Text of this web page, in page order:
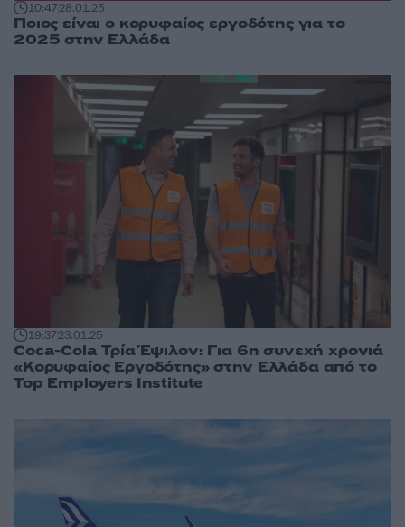
10:4728.01.25
Ποιος είναι ο κορυφαίος εργοδότης για το
2025 στην Ελλάδα
19:3723.01.25
Coca-Cola Τρία Έψιλον: Για 6η συνεχή χρονιά
«Κορυφαίος Εργοδότης» στην Ελλάδα από το
Top Employers Institute